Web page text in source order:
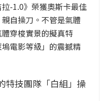
-1.0》榮獲奧斯卡最佳
自操刀。不管是氣體
穿梭實景的擬真特
電影等級」的震撼精